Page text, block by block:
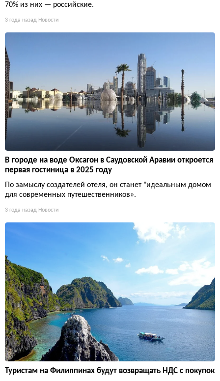
70% из них — российские.
3 года назад Новости
В городе на воде Оксагон в Саудовской Аравии откроется
первая гостиница в 2025 году
По замыслу создателей отеля, он станет "идеальным домом
для современных путешественников».
3 года назад Новости
Туристам на Филиппинах будут возвращать НДС с покупок